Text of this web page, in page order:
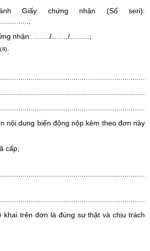
Giấy chứng nhận (Số seri):
nhận: ….…/….…/…......;
(4):
nội dung biến động nộp kèm theo đơn này
cấp;
khai trên đơn là đúng sự thật và chịu trách